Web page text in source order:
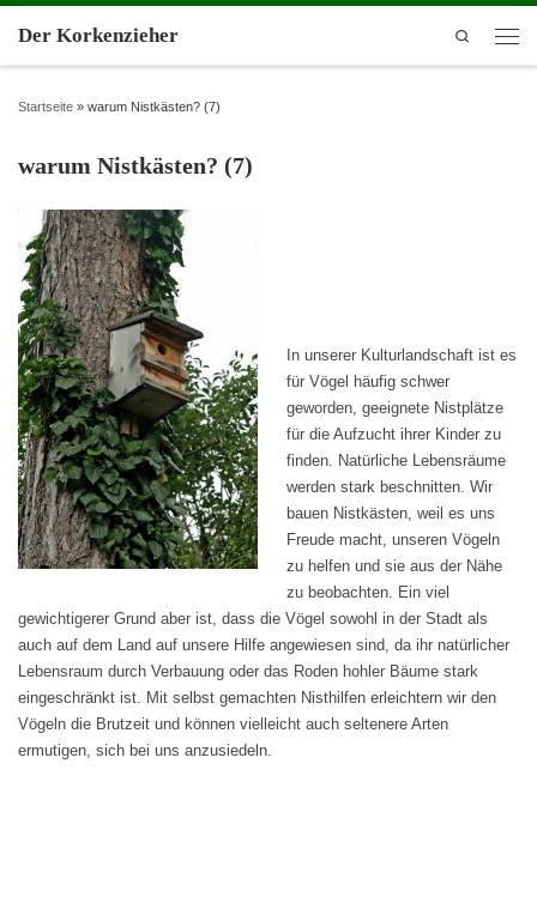
Der Korkenzieher Search
Startseite » warum Nistkästen? (7)
warum Nistkästen? (7)
In unserer Kulturlandschaft ist es
für Vögel häufig schwer
geworden, geeignete Nistplätze
für die Aufzucht ihrer Kinder zu
finden. Natürliche Lebensräume
werden stark beschnitten. Wir
bauen Nistkästen, weil es uns
Freude macht, unseren Vögeln
zu helfen und sie aus der Nähe
zu beobachten. Ein viel
gewichtigerer Grund aber ist, dass die Vögel sowohl in der Stadt als
auch auf dem Land auf unsere Hilfe angewiesen sind, da ihr natürlicher
Lebensraum durch Verbauung oder das Roden hohler Bäume stark
eingeschränkt ist. Mit selbst gemachten Nisthilfen erleichtern wir den
Vögeln die Brutzeit und können vielleicht auch seltenere Arten
ermutigen, sich bei uns anzusiedeln.